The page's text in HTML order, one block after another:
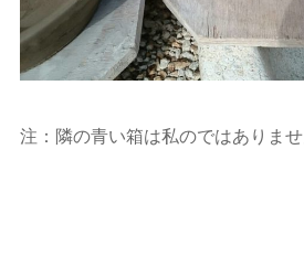
注：隣の青い箱は私のではありませ